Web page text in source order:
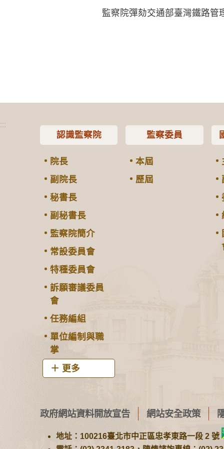
監察院彈劾交通部臺灣鐵路管
:::
認識監察院
院長
副院長
秘書長
副秘書長
監察院簡介
常設委員會
特種委員會
訴願審議委員
會
任務編組
單位編制與職
掌
更多
監察委員
本屆
歷屆
政府網站資料開放宣告 網站安全政策
地址：100216臺北市中正區忠孝東路一段 2 號